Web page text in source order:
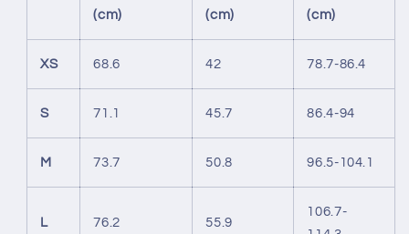
(cm)
(cm)
(cm)
XS 68.6 42 78.7-86.4
S 71.1 45.7 86.4-94
M 73.7 50.8 96.5-104.1
L 76.2 55.9
106.7-